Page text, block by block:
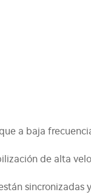
a baja
de alta
sincronizadas